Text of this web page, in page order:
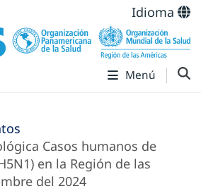
Idioma
Menú
Casos humanos de
en la Región de las
del 2024